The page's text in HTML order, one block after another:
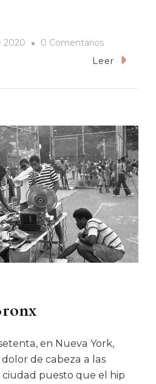
2020 0 ComentariosEn
La
El
Super
Bowl
2020
Leer
en Nueva York,
de cabeza a las
puesto que el hip